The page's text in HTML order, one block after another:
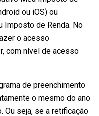
ou iOS) ou
Imposto de Renda. No
o acesso
com nível de acesso
de preenchimento
o mesmo do ano
Ou seja, se a retificação